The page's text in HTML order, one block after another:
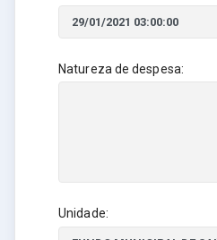
Natureza de despesa:
Unidade: